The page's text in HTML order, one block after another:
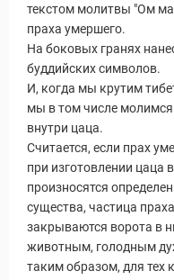
текстом молитвы "Ом
праха умершего.
На боковых гранях
буддийских символов.
И, когда мы крутим
мы в том числе молимся
внутри цаца.
Считается, если прах
при изготовлении цаца
произносятся
существа, частица
закрываются ворота в
животным, голодным
таким образом, для тех